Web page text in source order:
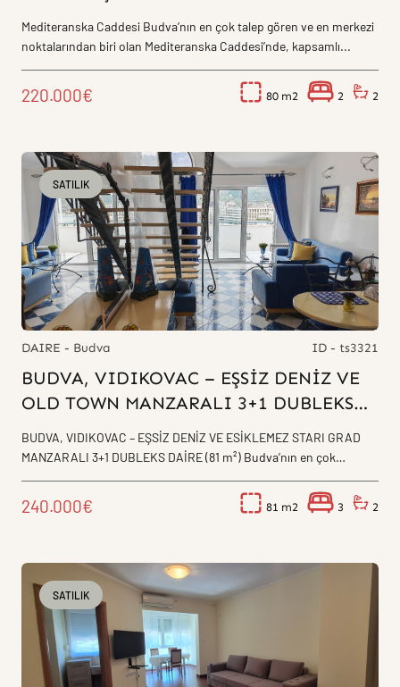
Mediteranska Caddesi Budva’nın en çok talep gören ve en merkezi
noktalarından biri olan Mediteranska Caddesi’nde, kapsamlı...
220.000€ 80 2 2
SATILIK
DAIRE - Budva ID - ts3321
BUDVA, VIDIKOVAC – EŞSİZ DENİZ VE
OLD TOWN MANZARALI 3+1 DUBLEKS
DAİRE (81 m²)
BUDVA, VIDIKOVAC – EŞSİZ DENİZ VE ESİKLEMEZ STARI GRAD
MANZARALI 3+1 DUBLEKS DAİRE (81 m²) Budva’nın en çok
240.000€ 81 3 2
SATILIK